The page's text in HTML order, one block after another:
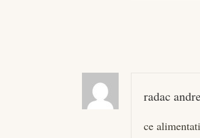
radac
ce